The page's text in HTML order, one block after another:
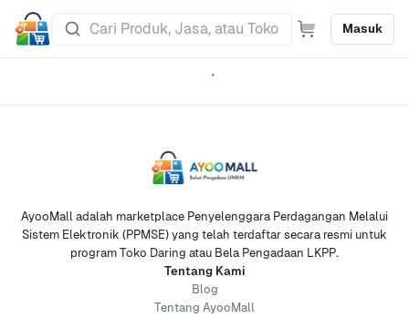
Masuk
AyooMall adalah marketplace Penyelenggara Perdagangan Melalui
Sistem Elektronik (PPMSE) yang telah terdaftar secara resmi untuk
program Toko Daring atau Bela Pengadaan LKPP.
Tentang Kami
Blog
Tentang AyooMall